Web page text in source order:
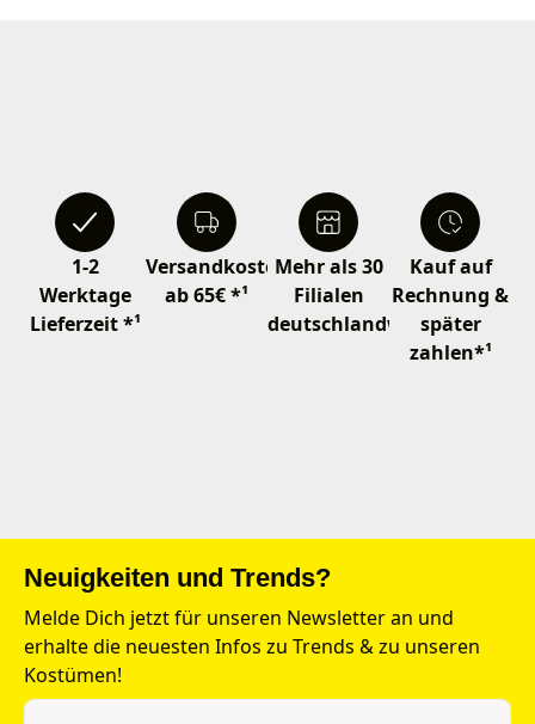
1-2
Werktage
Lieferzeit *¹
Versandkostenfrei
ab 65€ *¹
Mehr als 30
Filialen
deutschlandweit
Kauf auf
Rechnung &
später
zahlen*¹
Neuigkeiten und Trends?
Melde Dich jetzt für unseren Newsletter an und
erhalte die neuesten Infos zu Trends & zu unseren
Kostümen!